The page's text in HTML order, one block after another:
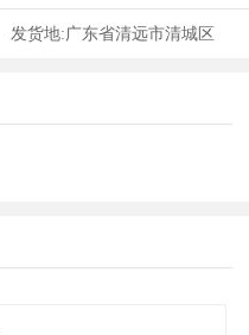
发货地:广东省清远市清城区